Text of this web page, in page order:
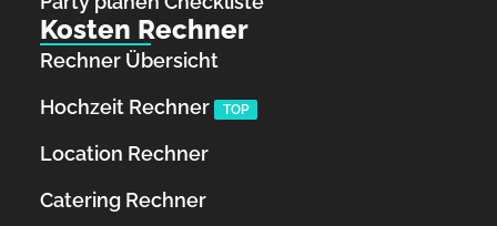
Kosten Rechner
Rechner Übersicht
Hochzeit Rechner
TOP
Location Rechner
Catering Rechner